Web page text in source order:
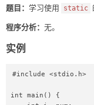
题目： 学习使用 static
程序分析： 无。
实例
#include <stdio.h>
int main() {